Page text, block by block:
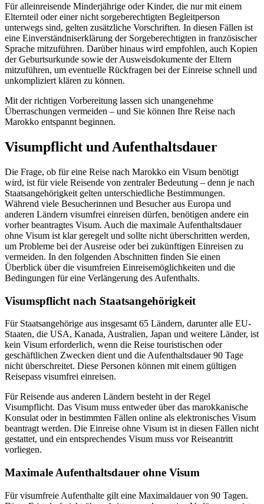
Für alleinreisende Minderjährige oder Kinder, die nur mit einem
Elternteil oder einer nicht sorgeberechtigten Begleitperson
unterwegs sind, gelten zusätzliche Vorschriften. In diesen Fällen ist
eine Einverständniserklärung der Sorgeberechtigten in französischer
Sprache mitzuführen. Darüber hinaus wird empfohlen, auch Kopien
der Geburtsurkunde sowie der Ausweisdokumente der Eltern
mitzuführen, um eventuelle Rückfragen bei der Einreise schnell und
unkompliziert klären zu können.
Mit der richtigen Vorbereitung lassen sich unangenehme
Überraschungen vermeiden – und Sie können Ihre Reise nach
Marokko entspannt beginnen.
Visumpflicht und Aufenthaltsdauer
Die Frage, ob für eine Reise nach Marokko ein Visum benötigt
wird, ist für viele Reisende von zentraler Bedeutung – denn je nach
Staatsangehörigkeit gelten unterschiedliche Bestimmungen.
Während viele Besucherinnen und Besucher aus Europa und
anderen Ländern visumfrei einreisen dürfen, benötigen andere ein
vorher beantragtes Visum. Auch die maximale Aufenthaltsdauer
ohne Visum ist klar geregelt und sollte nicht überschritten werden,
um Probleme bei der Ausreise oder bei zukünftigen Einreisen zu
vermeiden. In den folgenden Abschnitten finden Sie einen
Überblick über die visumfreien Einreisemöglichkeiten und die
Bedingungen für eine Verlängerung des Aufenthalts.
Visumspflicht nach Staatsangehörigkeit
Für Staatsangehörige aus insgesamt 65 Ländern, darunter alle EU-
Staaten, die USA, Kanada, Australien, Japan und weitere Länder, ist
kein Visum erforderlich, wenn die Reise touristischen oder
geschäftlichen Zwecken dient und die Aufenthaltsdauer 90 Tage
nicht überschreitet. Diese Personen können mit einem gültigen
Reisepass visumfrei einreisen.
Für Reisende aus anderen Ländern besteht in der Regel
Visumpflicht. Das Visum muss entweder über das marokkanische
Konsulat oder in bestimmten Fällen online als elektronisches Visum
beantragt werden. Die Einreise ohne Visum ist in diesen Fällen nicht
gestattet, und ein entsprechendes Visum muss vor Reiseantritt
vorliegen.
Maximale Aufenthaltsdauer ohne Visum
Für visumfreie Aufenthalte gilt eine Maximaldauer von 90 Tagen.